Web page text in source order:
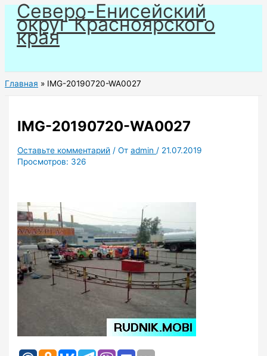
Перейти
содержимому
Северо-Енисейский
округ Красноярского
края
Главная IMG-20190720-WA0027
IMG-20190720-WA0027
Оставьте комментарий / Отadmin / 21.07.2019
Просмотров: 326